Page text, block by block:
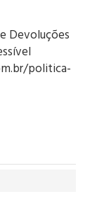
Devoluções
politica-